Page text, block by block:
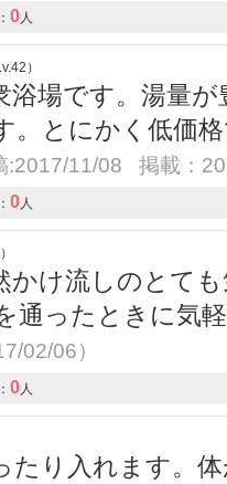
0 人
）
浴場です。湯量
。とにかく低価
:2017/11/08 掲載：
0 人
かけ流しのとて
通ったときに気
02/06）
0 人
たり入れます。